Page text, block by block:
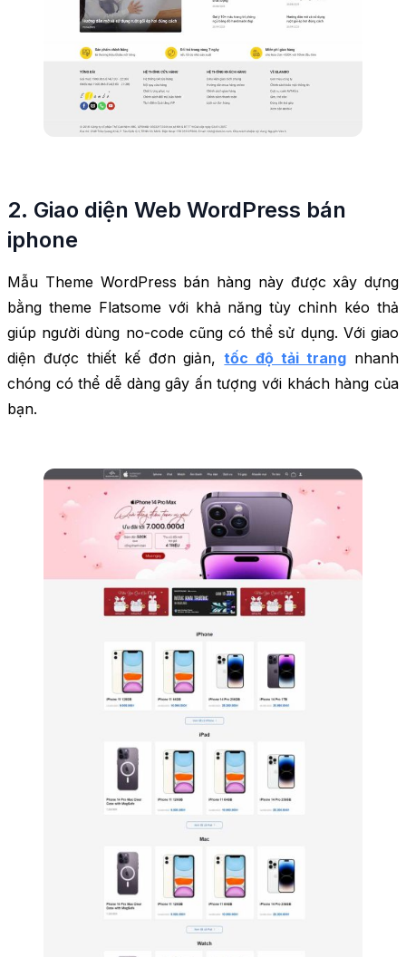
2. Giao diện Web WordPress bán
iphone
Mẫu Theme WordPress bán hàng này được xây dựng
bằng theme Flatsome với khả năng tùy chỉnh kéo thả
giúp người dùng no-code cũng có thể sử dụng. Với giao
diện được thiết kế đơn giản,tốc độ tải trang nhanh
chóng có thể dễ dàng gây ấn tượng với khách hàng của
bạn.